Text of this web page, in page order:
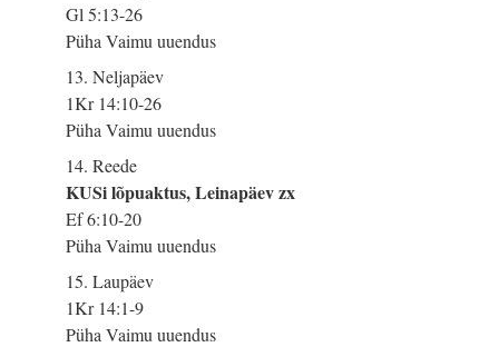
Gl 5:13-26
Püha Vaimu uuendus
13. Neljapäev
1Kr 14:10-26
Püha Vaimu uuendus
14. Reede
KUSi lõpuaktus, Leinapäev zx
Ef 6:10-20
Püha Vaimu uuendus
15. Laupäev
1Kr 14:1-9
Püha Vaimu uuendus